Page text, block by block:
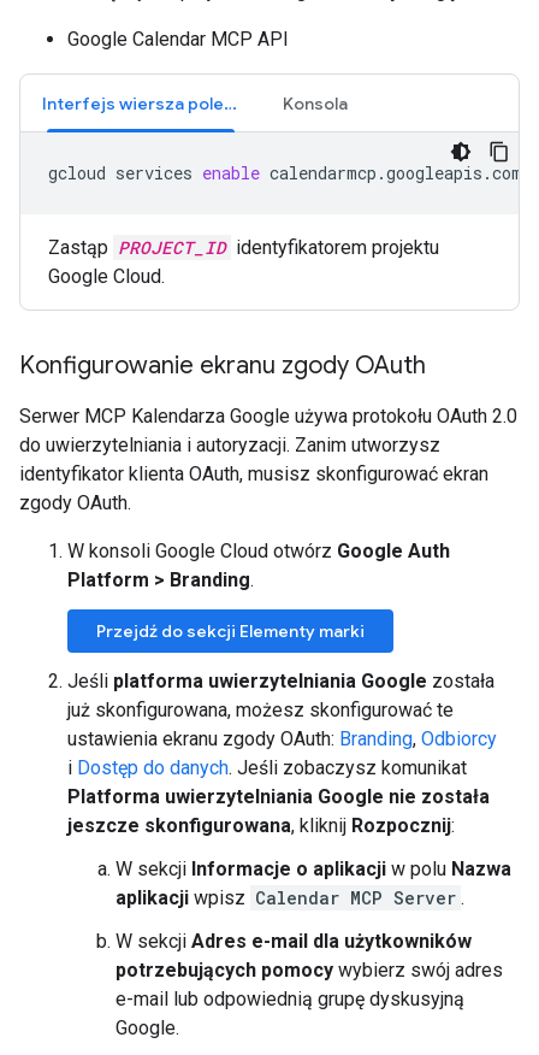
Google Calendar MCP API
Interfejs wiersza poleceń Konsola
gcloud services enable calendarmcp.googleapis.com
Zastąp PROJECT_ID identyfikatorem projektu
Google Cloud.
Konfigurowanie ekranu zgody OAuth
Serwer MCP Kalendarza Google używa protokołu OAuth 2.0
do uwierzytelniania i autoryzacji. Zanim utworzysz
identyfikator klienta OAuth, musisz skonfigurować ekran
zgody OAuth.
W konsoli Google Cloud otwórz Google Auth
Platform > Branding.
Przejdź do sekcji Elementy marki
Jeśli platforma uwierzytelniania Google została
już skonfigurowana, możesz skonfigurować te
ustawienia ekranu zgody OAuth: Branding, Odbiorcy
i Dostęp do danych. Jeśli zobaczysz komunikat
Platforma uwierzytelniania Google nie została
jeszcze skonfigurowana, kliknij Rozpocznij:
W sekcji Informacje o aplikacji w polu Nazwa
aplikacji wpisz Calendar MCP Server .
W sekcji Adres e-mail dla użytkowników
potrzebujących pomocy wybierz swój adres
e-mail lub odpowiednią grupę dyskusyjną
Google.